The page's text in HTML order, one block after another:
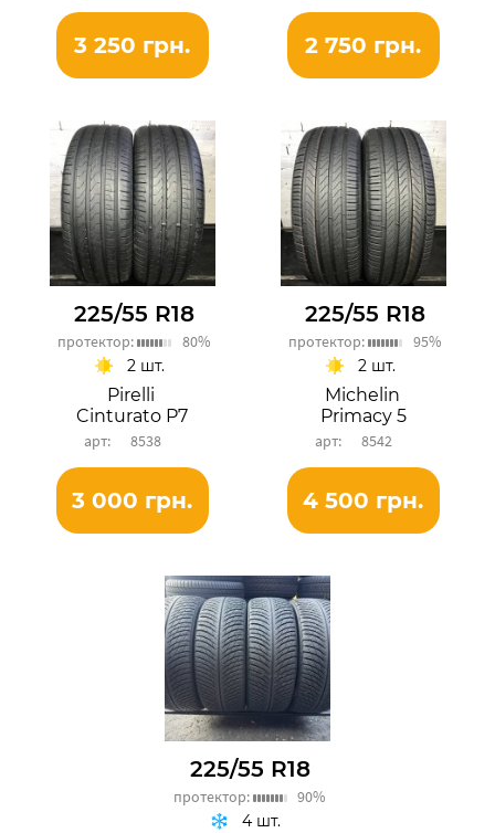
3 250 грн. 2 750 грн.
225/55 R18
протектор: 80%
Pirelli
Cinturato P7
8538
2 шт.
3 000 грн.
225/55 R18
протектор: 95%
Michelin
Primacy 5
8542
2 шт.
4 500 грн.
225/55 R18
протектор: 90%
4 шт.